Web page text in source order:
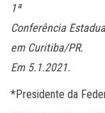
1ª
Conferência
em Curitiba/PR.
Em 5.1.2021.
*Presidente da